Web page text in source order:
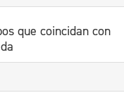
que coincidan con